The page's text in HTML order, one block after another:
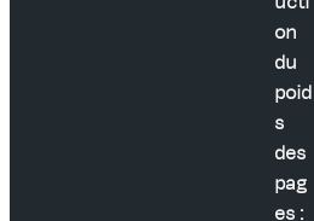
on
du
poid
s
des
pag
es :